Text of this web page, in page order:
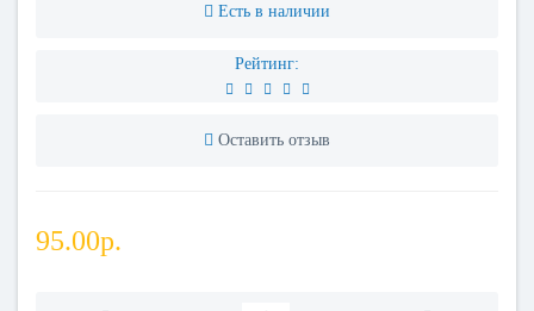
Есть в наличии
Рейтинг:
Оставить отзыв
95.00р.